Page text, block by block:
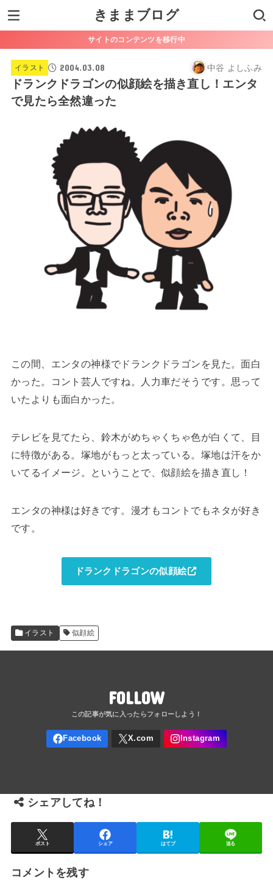
きままブログ
サイトのコンテンツを移行中
イラスト 2004.03.08 中谷 よしふみ
ドランクドラゴンの似顔絵を描き直し！エンタ
で見たら全然違った
この間、エンタの神様でドランクドラゴンを見た。面白
かった。コント芸人ですね。人力車だそうです。思って
いたよりも面白かった。
テレビを見てたら、鈴木がめちゃくちゃ色が白くて、目
に特徴がある。塚地がもっと太っている。塚地は汗をか
いてるイメージ。ということで、似顔絵を描き直し！
エンタの神様は好きです。漫才もコントでもネタが好き
です。
ドランクドラゴンの似顔絵
イラスト 似顔絵
FOLLOW
シェアしてね！
ポスト シェア はてブ 送る
コメントを残す